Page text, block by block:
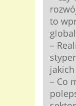
to
–
– Co